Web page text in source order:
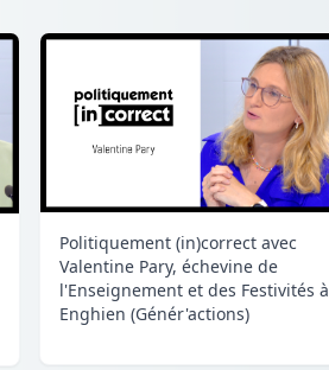
Politiquement (in)correct avec
Valentine Pary, échevine de
l'Enseignement et des Festivités à
Enghien (Génér'actions)